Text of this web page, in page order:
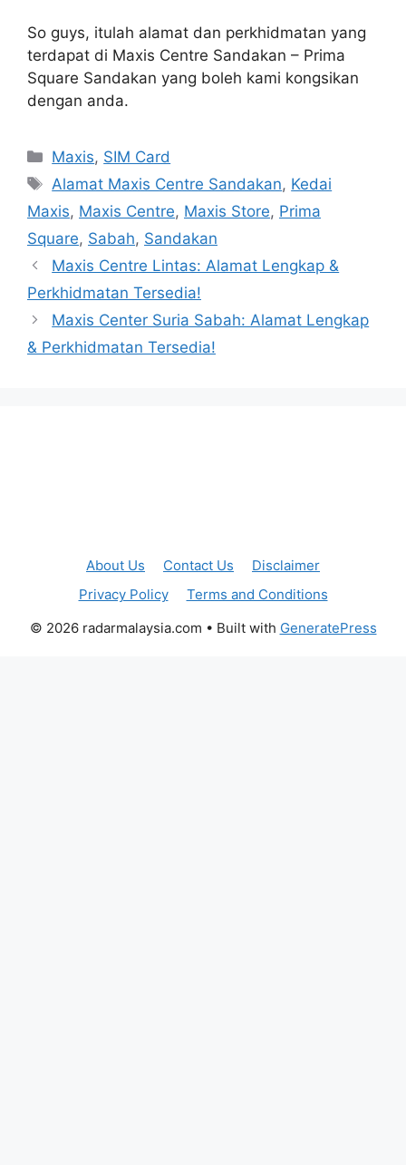
So guys, itulah alamat dan perkhidmatan yang
terdapat di Maxis Centre Sandakan – Prima
Square Sandakan yang boleh kami kongsikan
dengan anda.
Categories
Maxis, SIM Card
Tags
Alamat Maxis Centre Sandakan, Kedai
Maxis, Maxis Centre, Maxis Store, Prima
Square, Sabah, Sandakan
Maxis Centre Lintas: Alamat Lengkap &
Perkhidmatan Tersedia!
Maxis Center Suria Sabah: Alamat Lengkap
& Perkhidmatan Tersedia!
About Us Contact Us
Disclaimer
Privacy Policy
Terms and Conditions
© 2026 radarmalaysia.com • Built with GeneratePress